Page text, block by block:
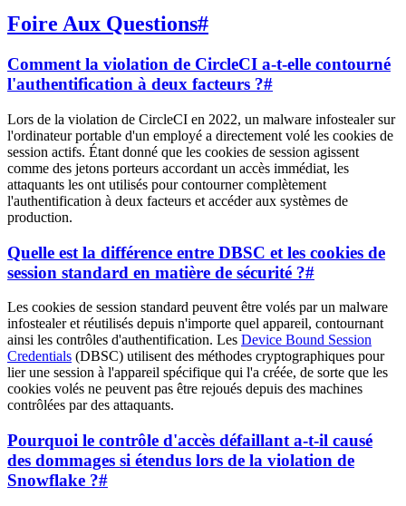
Foire Aux Questions#
Comment la violation de CircleCI a-t-elle contourné
l'authentification à deux facteurs ?#
Lors de la violation de CircleCI en 2022, un malware infostealer sur
l'ordinateur portable d'un employé a directement volé les cookies de
session actifs. Étant donné que les cookies de session agissent
comme des jetons porteurs accordant un accès immédiat, les
attaquants les ont utilisés pour contourner complètement
l'authentification à deux facteurs et accéder aux systèmes de
production.
Quelle est la différence entre DBSC et les cookies de
session standard en matière de sécurité ?#
Les cookies de session standard peuvent être volés par un malware
infostealer et réutilisés depuis n'importe quel appareil, contournant
ainsi les contrôles d'authentification. Les Device Bound Session
Credentials (DBSC) utilisent des méthodes cryptographiques pour
lier une session à l'appareil spécifique qui l'a créée, de sorte que les
cookies volés ne peuvent pas être rejoués depuis des machines
contrôlées par des attaquants.
Pourquoi le contrôle d'accès défaillant a-t-il causé
des dommages si étendus lors de la violation de
Snowflake ?#